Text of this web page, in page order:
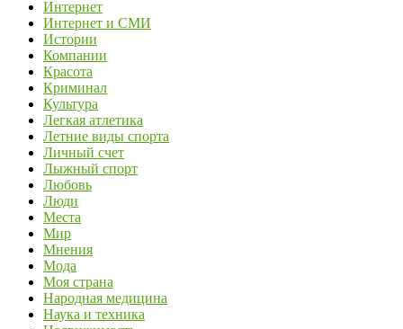
Интернет
Интернет и СМИ
Истории
Компании
Красота
Криминал
Культура
Легкая атлетика
Летние виды спорта
Личный счет
Лыжный спорт
Любовь
Люди
Места
Мир
Мнения
Мода
Моя страна
Народная медицина
Наука и техника